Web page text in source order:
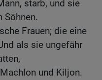
starb, und sie
Söhnen.
Frauen; die eine
als sie ungefähr
und Kiljon.